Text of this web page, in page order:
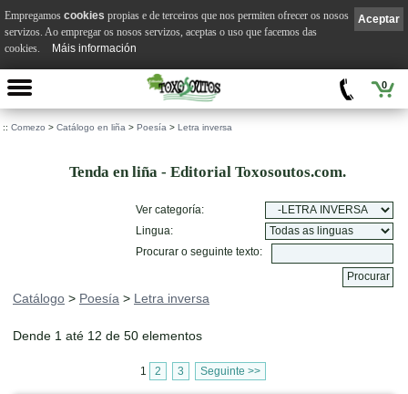
0
:: Comezo > Catálogo en liña > Poesía > Letra inversa
Tenda en liña - Editorial Toxosoutos.com.
Ver categoría:
Lingua:
Procurar o seguinte texto:
Catálogo > Poesía > Letra inversa
Dende 1 até 12 de 50 elementos
1 2 3 Seguinte >>
Aceptar
Empregamos cookies propias e de terceiros que nos permiten ofrecer os nosos
servizos. Ao empregar os nosos servizos, aceptas o uso que facemos das
cookies.
Máis información